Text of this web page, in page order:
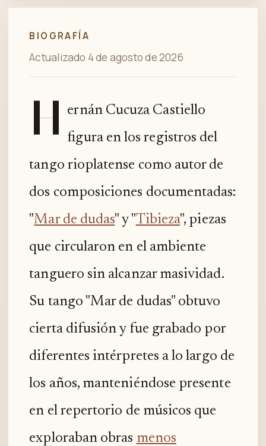
BIOGRAFÍA
Actualizado 4 de agosto de 2026
H
ernán Cucuza Castiello
figura en los registros del
tango rioplatense como autor de
dos composiciones documentadas:
"Mar de dudas" y "Tibieza", piezas
que circularon en el ambiente
tanguero sin alcanzar masividad.
Su tango "Mar de dudas" obtuvo
cierta difusión y fue grabado por
diferentes intérpretes a lo largo de
los años, manteniéndose presente
en el repertorio de músicos que
exploraban obras menos